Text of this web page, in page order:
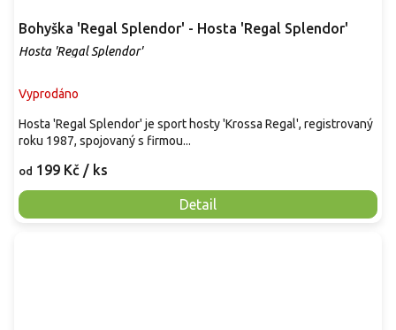
Bohyška 'Regal Splendor' - Hosta 'Regal Splendor'
Hosta 'Regal Splendor'
Vyprodáno
od 199 Kč / ks
Detail
Hosta 'Regal Splendor' je sport hosty 'Krossa Regal', registrovaný
roku 1987, spojovaný s firmou...